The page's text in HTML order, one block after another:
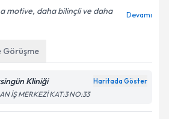
işlenmesine ilişkin
ve kişisel verilerimin belirtilen
kabul ediyorum.
motive, daha bilinçli ve daha
Devamı
Görüşme
Kliniği Haritada Göster
İŞ MERKEZİ KAT:3 NO:33